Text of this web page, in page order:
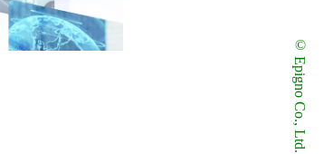
© Epigno Co., Ltd.